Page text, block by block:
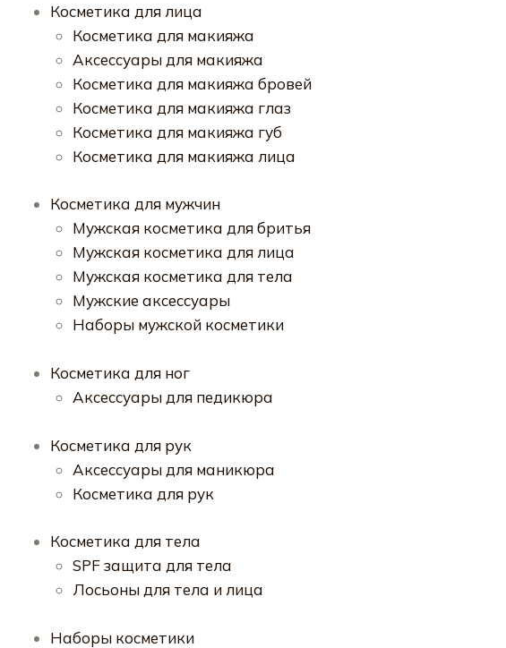
Косметика для лица
Косметика для макияжа
Аксессуары для макияжа
Косметика для макияжа бровей
Косметика для макияжа глаз
Косметика для макияжа губ
Косметика для макияжа лица
Косметика для мужчин
Мужская косметика для бритья
Мужская косметика для лица
Мужская косметика для тела
Мужские аксессуары
Наборы мужской косметики
Косметика для ног
Аксессуары для педикюра
Косметика для рук
Аксессуары для маникюра
Косметика для рук
Косметика для тела
SPF защита для тела
Лосьоны для тела и лица
Наборы косметики